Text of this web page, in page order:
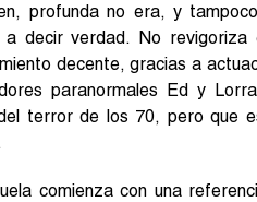
profunda no era, y
a decir verdad. No
decente, gracias a
paranormales Ed y
terror de los 70, pero que
comienza con una